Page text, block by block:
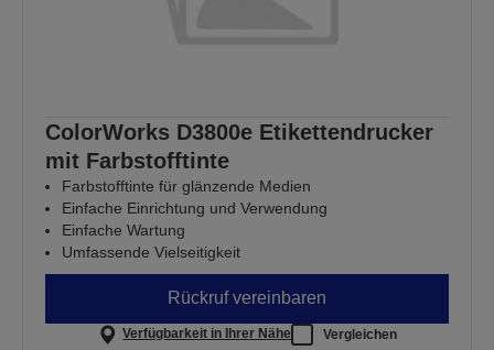
ColorWorks D3800e Etikettendrucker
mit Farbstofftinte
Farbstofftinte für glänzende Medien
Einfache Einrichtung und Verwendung
Einfache Wartung
Umfassende Vielseitigkeit
Rückruf vereinbaren
Verfügbarkeit in Ihrer Nähe Vergleichen